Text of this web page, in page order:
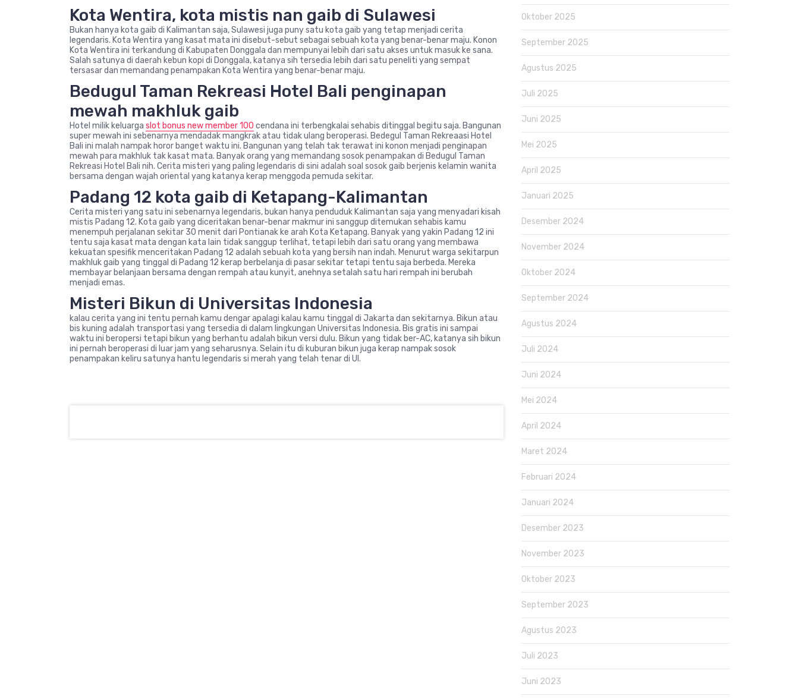
Kota Wentira, kota mistis nan gaib di Sulawesi
Bukan hanya kota gaib di Kalimantan saja, Sulawesi juga puny satu kota gaib yang tetap menjadi cerita
legendaris. Kota Wentira yang kasat mata ini disebut-sebut sebagai sebuah kota yang benar-benar maju. Konon
Kota Wentira ini terkandung di Kabupaten Donggala dan mempunyai lebih dari satu akses untuk masuk ke sana.
Salah satunya di daerah kebun kopi di Donggala, katanya sih tersedia lebih dari satu peneliti yang sempat
tersasar dan memandang penampakan Kota Wentira yang benar-benar maju.
Bedugul Taman Rekreasi Hotel Bali penginapan
mewah makhluk gaib
Hotel milik keluarga slot bonus new member 100 cendana ini terbengkalai sehabis ditinggal begitu saja. Bangunan
super mewah ini sebenarnya mendadak mangkrak atau tidak ulang beroperasi. Bedegul Taman Rekreaasi Hotel
Bali ini malah nampak horor banget waktu ini. Bangunan yang telah tak terawat ini konon menjadi penginapan
mewah para makhluk tak kasat mata. Banyak orang yang memandang sosok penampakan di Bedugul Taman
Rekreasi Hotel Bali nih. Cerita misteri yang paling legendaris di sini adalah soal sosok gaib berjenis kelamin wanita
bersama dengan wajah oriental yang katanya kerap menggoda pemuda sekitar.
Padang 12 kota gaib di Ketapang-Kalimantan
Cerita misteri yang satu ini sebenarnya legendaris, bukan hanya penduduk Kalimantan saja yang menyadari kisah
mistis Padang 12. Kota gaib yang diceritakan benar-benar makmur ini sanggup ditemukan sehabis kamu
menempuh perjalanan sekitar 30 menit dari Pontianak ke arah Kota Ketapang. Banyak yang yakin Padang 12 ini
tentu saja kasat mata dengan kata lain tidak sanggup terlihat, tetapi lebih dari satu orang yang membawa
kekuatan spesifik menceritakan Padang 12 adalah sebuah kota yang bersih nan indah. Menurut warga sekitarpun
makhluk gaib yang tinggal di Padang 12 kerap berbelanja di pasar sekitar tetapi tentu saja berbeda. Mereka
membayar belanjaan bersama dengan rempah atau kunyit, anehnya setalah satu hari rempah ini berubah
menjadi emas.
Misteri Bikun di Universitas Indonesia
kalau cerita yang ini tentu pernah kamu dengar apalagi kalau kamu tinggal di Jakarta dan sekitarnya. Bikun atau
bis kuning adalah transportasi yang tersedia di dalam lingkungan Universitas Indonesia. Bis gratis ini sampai
waktu ini beropersi tetapi bikun yang berhantu adalah bikun versi dulu. Bikun yang tidak ber-AC, katanya sih bikun
ini pernah beroperasi di luar jam yang seharusnya. Selain itu di kuburan bikun juga kerap nampak sosok
penampakan keliru satunya hantu legendaris si merah yang telah tenar di UI.
Oktober 2025
September 2025
Agustus 2025
Juli 2025
Juni 2025
Mei 2025
April 2025
Januari 2025
Desember 2024
November 2024
Oktober 2024
September 2024
Agustus 2024
Juli 2024
Juni 2024
Mei 2024
April 2024
Maret 2024
Februari 2024
Januari 2024
Desember 2023
November 2023
Oktober 2023
September 2023
Agustus 2023
Juli 2023
Juni 2023